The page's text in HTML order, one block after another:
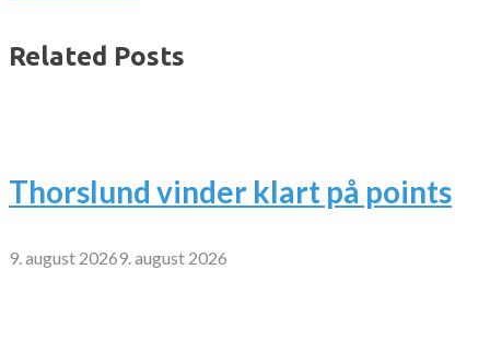
Related Posts
Thorslund vinder klart på points
9. august 20269. august 2026